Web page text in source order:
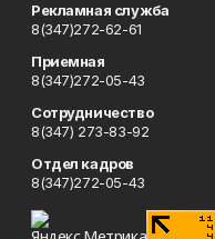
Рекламная служба
8(347)272-62-61
Приемная
8(347)272-05-43
Сотрудничество
8(347) 273-83-92
Отдел кадров
8(347)272-05-43